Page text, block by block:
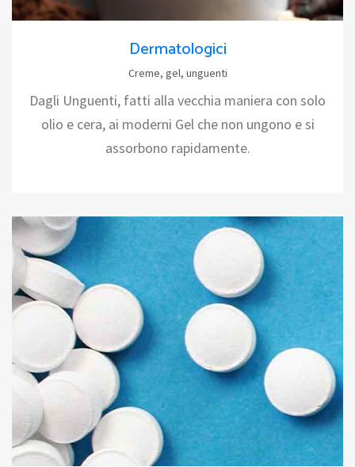
Dermatologici
Creme, gel, unguenti
Dagli Unguenti, fatti alla vecchia maniera con solo
olio e cera, ai moderni Gel che non ungono e si
assorbono rapidamente.